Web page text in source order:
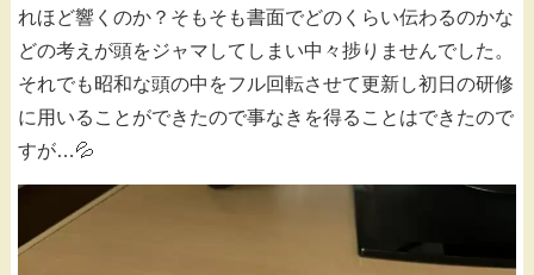
れほど響くのか？そもそも書面でどのくらい伝わるのかな
どの考えが頭をジャマしてしまい中々捗りませんでした。
それでも昭和な頭の中をフル回転させて更新し初日の研修
に用いることができたので事なきを得ることはできたので
すが…💦